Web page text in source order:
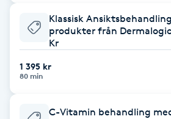
Barnklippning
Klassisk
produkter från
Kr
1 395 kr
80 min
C-Vitamin behandling